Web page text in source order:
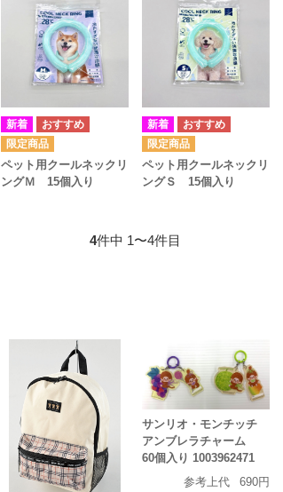
ペット用クールネックリ
ングＭ 15個入り
ペット用クールネックリ
ングＳ 15個入り
4件中 1〜4件目
サンリオ・モンチッチ
アンブレラチャーム
60個入り 1003962471
参考上代
690円